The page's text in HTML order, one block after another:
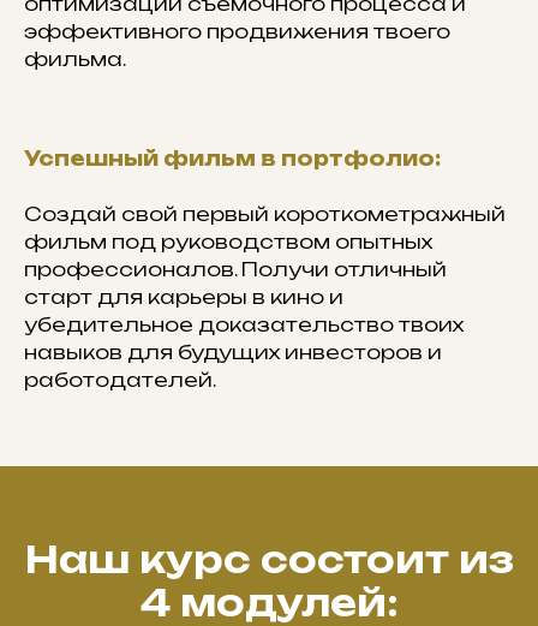
эффективного продвижения твоего
фильма.
Успешный фильм в портфолио:
Создай свой первый короткометражный
фильм под руководством опытных
профессионалов. Получи отличный
старт для карьеры в кино и
убедительное доказательство твоих
навыков для будущих инвесторов и
работодателей.
Наш курс состоит из
4 модулей: